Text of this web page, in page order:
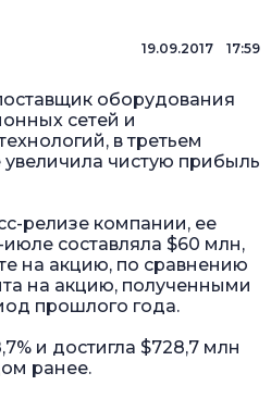
19.09.2017 17:59
оборудования
сетей и
в третьем
чистую прибыль
релизе компании, ее
составляла $60 млн,
на акцию, по сравнению
на акцию, полученными
прошлого года.
и достигла $728,7 млн
ранее.